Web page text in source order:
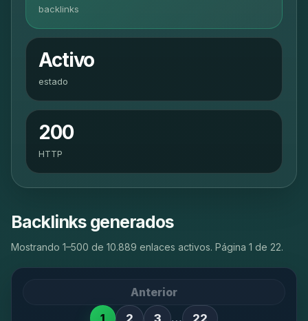
backlinks
Activo
estado
200
HTTP
Backlinks generados
Mostrando 1–500 de 10.889 enlaces activos. Página 1 de 22.
Anterior
1
2 3 …
22